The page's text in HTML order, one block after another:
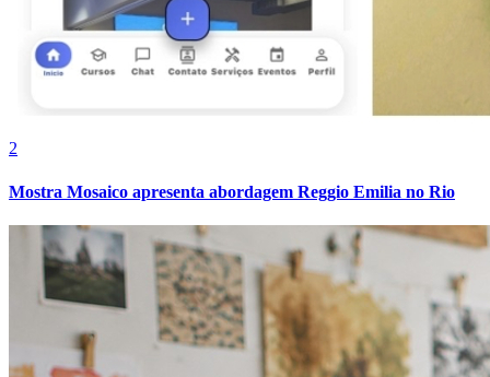
2
Mostra Mosaico apresenta abordagem Reggio Emilia no Rio